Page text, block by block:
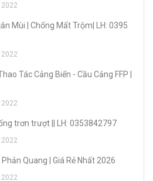
2022
Mùi | Chống Mất Trộm| LH: 0395
2022
Tác Cảng Biển - Cầu Cảng FFP |
2022
trơn trượt || LH: 0353842797
2022
Quang | Giá Rẻ Nhất 2026
2022